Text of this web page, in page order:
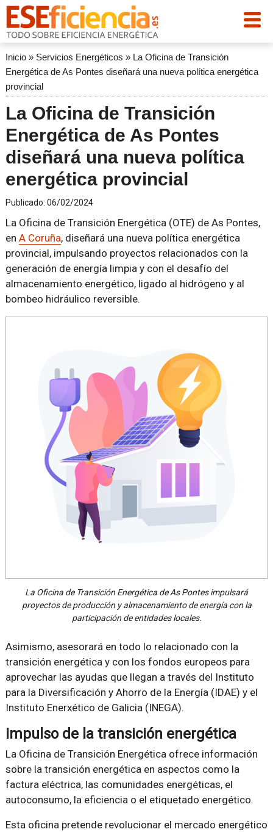
Inicio» Servicios Energéticos » La Oficina de Transición
Energética de As Pontes diseñará una nueva política energética
provincial
La Oficina de Transición
Energética de As Pontes
diseñará una nueva política
energética provincial
Publicado: 06/02/2024
La Oficina de Transición Energética (OTE) de As Pontes,
en A Coruña, diseñará una nueva política energética
provincial, impulsando proyectos relacionados con la
generación de energía limpia y con el desafío del
almacenamiento energético, ligado al hidrógeno y al
bombeo hidráulico reversible.
La Oficina de Transición Energética de As Pontes impulsará
proyectos de producción y almacenamiento de energía con la
participación de entidades locales.
Asimismo, asesorará en todo lo relacionado con la
transición energética y con los fondos europeos para
aprovechar las ayudas que llegan a través del Instituto
para la Diversificación y Ahorro de la Energía (IDAE) y el
Instituto Enerxético de Galicia (INEGA).
Impulso de la transición energética
La Oficina de Transición Energética ofrece información
sobre la transición energética en aspectos como la
factura eléctrica, las comunidades energéticas, el
autoconsumo, la eficiencia o el etiquetado energético.
Esta oficina pretende revolucionar el mercado energético